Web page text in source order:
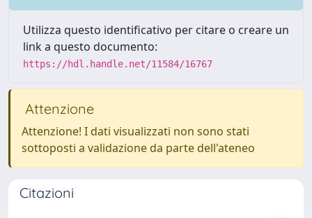
Utilizza questo identificativo per citare o creare un
link a questo documento:
https://hdl.handle.net/11584/16767
Attenzione
Attenzione! I dati visualizzati non sono stati
sottoposti a validazione da parte dell'ateneo
Citazioni